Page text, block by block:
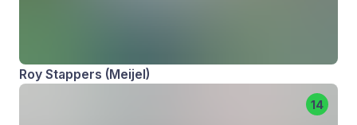
Roy Stappers (Meijel)
14